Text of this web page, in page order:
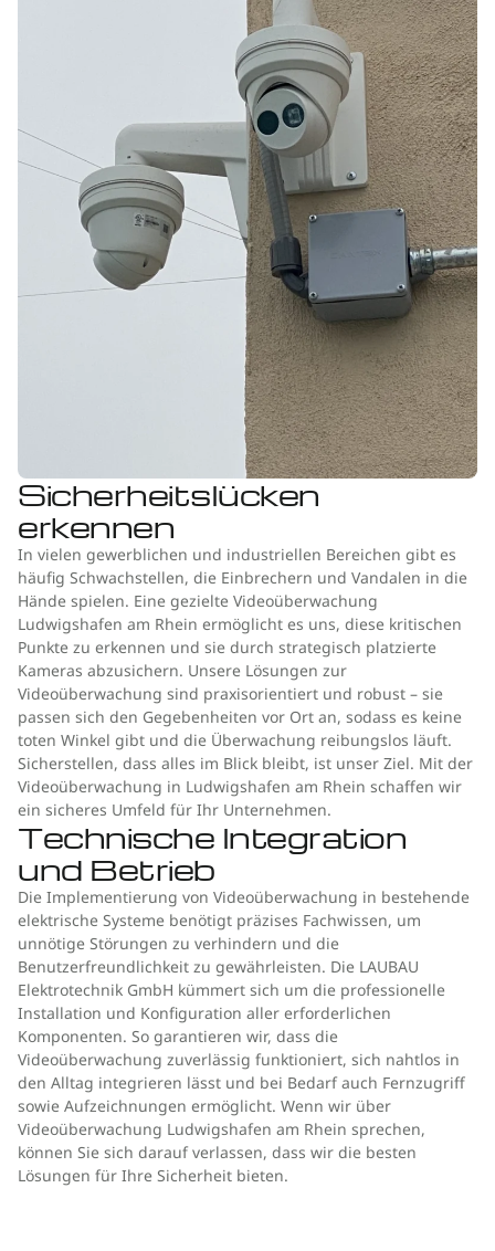
Sicherheitslücken
erkennen
In vielen gewerblichen und industriellen Bereichen gibt es
häufig Schwachstellen, die Einbrechern und Vandalen in die
Hände spielen. Eine gezielte Videoüberwachung
Ludwigshafen am Rhein ermöglicht es uns, diese kritischen
Punkte zu erkennen und sie durch strategisch platzierte
Kameras abzusichern. Unsere Lösungen zur
Videoüberwachung sind praxisorientiert und robust – sie
passen sich den Gegebenheiten vor Ort an, sodass es keine
toten Winkel gibt und die Überwachung reibungslos läuft.
Sicherstellen, dass alles im Blick bleibt, ist unser Ziel. Mit der
Videoüberwachung in Ludwigshafen am Rhein schaffen wir
ein sicheres Umfeld für Ihr Unternehmen.
Technische Integration
und Betrieb
Die Implementierung von Videoüberwachung in bestehende
elektrische Systeme benötigt präzises Fachwissen, um
unnötige Störungen zu verhindern und die
Benutzerfreundlichkeit zu gewährleisten. Die LAUBAU
Elektrotechnik GmbH kümmert sich um die professionelle
Installation und Konfiguration aller erforderlichen
Komponenten. So garantieren wir, dass die
Videoüberwachung zuverlässig funktioniert, sich nahtlos in
den Alltag integrieren lässt und bei Bedarf auch Fernzugriff
sowie Aufzeichnungen ermöglicht. Wenn wir über
Videoüberwachung Ludwigshafen am Rhein sprechen,
können Sie sich darauf verlassen, dass wir die besten
Lösungen für Ihre Sicherheit bieten.